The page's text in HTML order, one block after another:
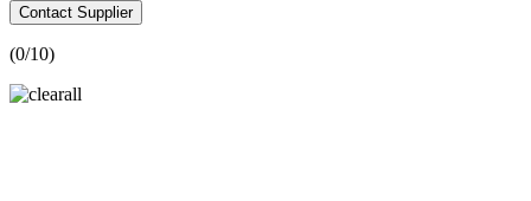
Contact Supplier
(0/10)